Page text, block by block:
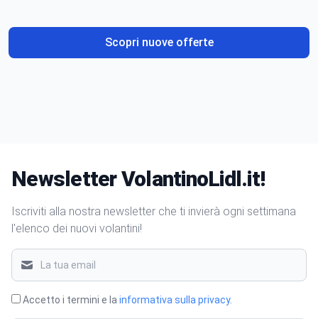
Scopri nuove offerte
Newsletter VolantinoLidl.it!
Iscriviti alla nostra newsletter che ti invierà ogni settimana
l'elenco dei nuovi volantini!
Accetto i termini e la informativa sulla privacy.